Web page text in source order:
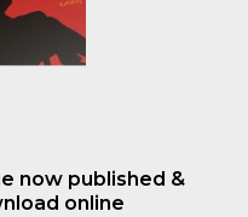
now published &
online